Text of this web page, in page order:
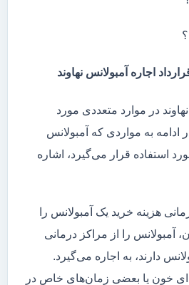
اجاره آمبولانس نهاوند
در موارد متعددی مورد
ادامه به مواردی که آمبولانس
استفاده قرار می‌گیرد، اشاره
هزینه خرید یک آمبولانس را
آمبولانس را از مراکز درمانی
دارند، به اجاره می‌گیرد.
خون یا بعضی زمان‌های خاص در